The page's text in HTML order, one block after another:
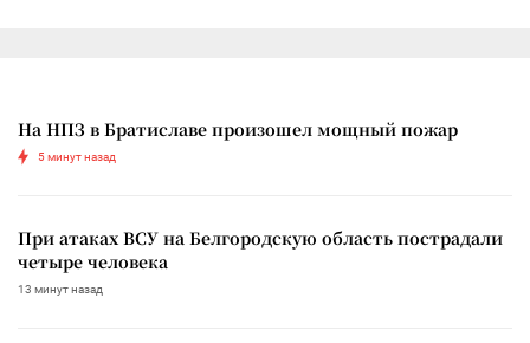
На НПЗ в Братиславе произошел мощный пожар
5 минут назад
При атаках ВСУ на Белгородскую область пострадали
четыре человека
13 минут назад